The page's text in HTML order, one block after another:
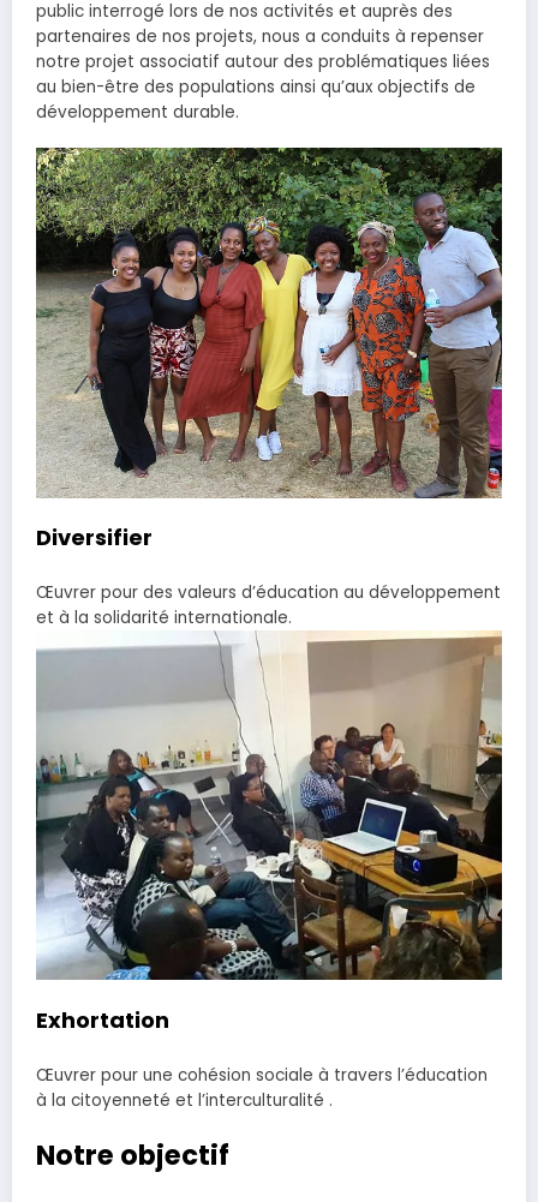
public interrogé lors de nos activités et auprès des
partenaires de nos projets, nous a conduits à repenser
notre projet associatif autour des problématiques liées
au bien-être des populations ainsi qu’aux objectifs de
développement durable.
Diversifier
Œuvrer pour des valeurs d’éducation au développement
et à la solidarité internationale.
Exhortation
Œuvrer pour une cohésion sociale à travers l’éducation
à la citoyenneté et l’interculturalité .
Notre objectif